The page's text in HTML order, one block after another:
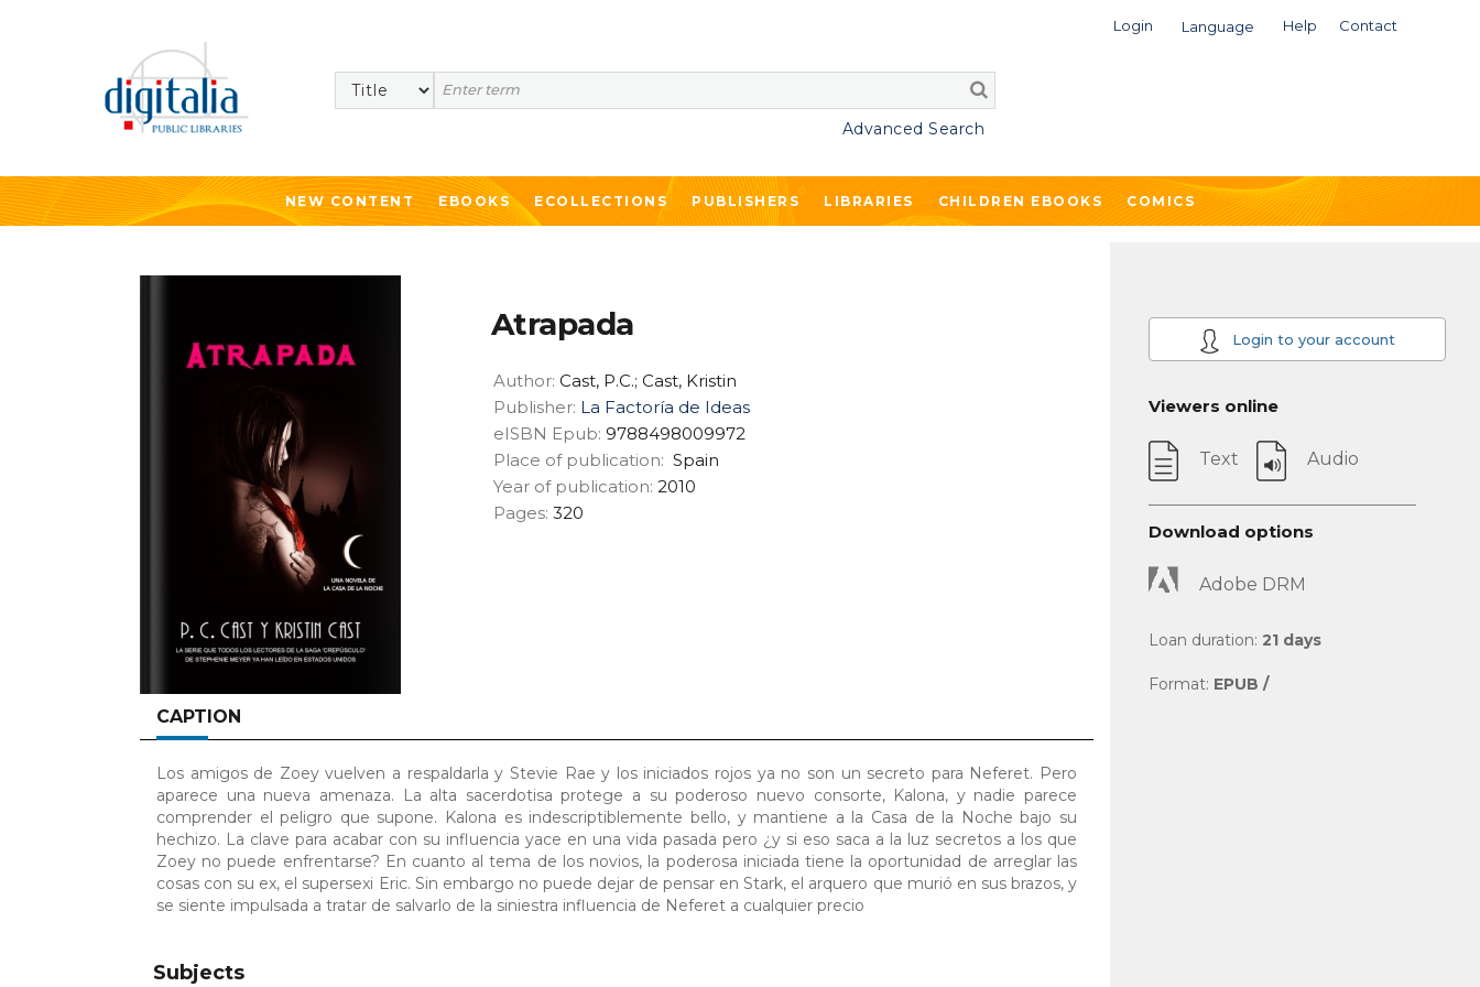
Login Language Help Contact
Search
Advanced Search
NEW CONTENT EBOOKS ECOLLECTIONS PUBLISHERS LIBRARIES CHILDREN EBOOKS COMICS
Atrapada
Author: Cast, P.C.; Cast, Kristin
Publisher: La Factoría de Ideas
eISBN Epub: 9788498009972
Place of publication: Spain
Year of publication: 2010
Pages: 320
CAPTION
Los amigos de Zoey vuelven a respaldarla y Stevie Rae y los iniciados rojos ya no son un secreto para Neferet. Pero
aparece una nueva amenaza. La alta sacerdotisa protege a su poderoso nuevo consorte, Kalona, y nadie parece
comprender el peligro que supone. Kalona es indescriptiblemente bello, y mantiene a la Casa de la Noche bajo su
hechizo. La clave para acabar con su influencia yace en una vida pasada pero ¿y si eso saca a la luz secretos a los que
Zoey no puede enfrentarse? En cuanto al tema de los novios, la poderosa iniciada tiene la oportunidad de arreglar las
cosas con su ex, el supersexi Eric. Sin embargo no puede dejar de pensar en Stark, el arquero que murió en sus brazos, y
se siente impulsada a tratar de salvarlo de la siniestra influencia de Neferet a cualquier precio
Subjects
Login to your account
Viewers online
Text Audio
Download options
Adobe DRM
Loan duration: 21 days
Format: EPUB /